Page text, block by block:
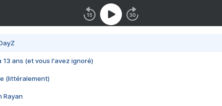
13 ans (et vous l'avez ignoré)
(littéralement)
Rayan